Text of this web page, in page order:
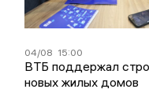
04/08 15:00
ВТБ поддержал
новых жилых домов